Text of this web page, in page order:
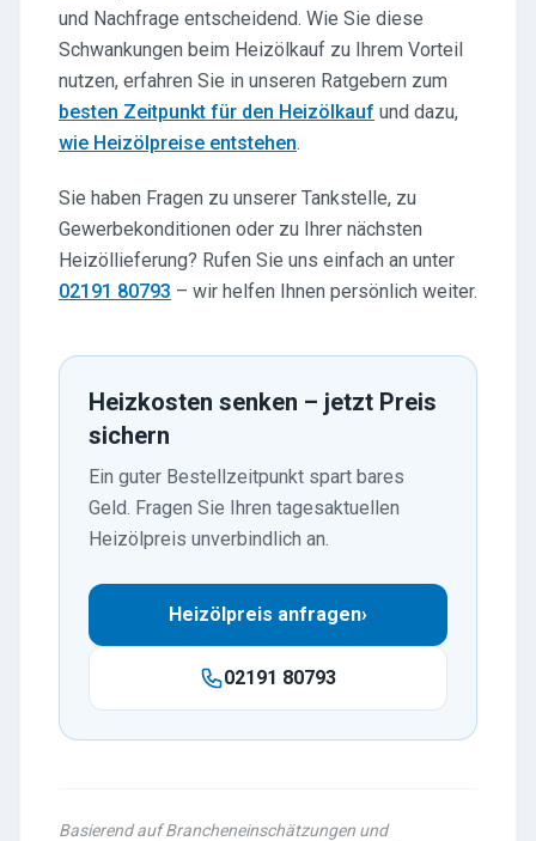
und Nachfrage entscheidend. Wie Sie diese
Schwankungen beim Heizölkauf zu Ihrem Vorteil
nutzen, erfahren Sie in unseren Ratgebern zum
besten Zeitpunkt für den Heizölkauf und dazu,
wie Heizölpreise entstehen.
Sie haben Fragen zu unserer Tankstelle, zu
Gewerbekonditionen oder zu Ihrer nächsten
Heizöllieferung? Rufen Sie uns einfach an unter
02191 80793 – wir helfen Ihnen persönlich weiter.
Heizkosten senken – jetzt Preis
sichern
Ein guter Bestellzeitpunkt spart bares
Geld. Fragen Sie Ihren tagesaktuellen
Heizölpreis unverbindlich an.
Heizölpreis anfragen›
02191 80793
Basierend auf Brancheneinschätzungen und